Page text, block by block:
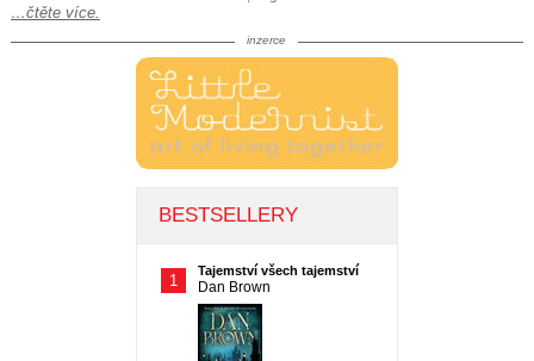
…čtěte více.
inzerce